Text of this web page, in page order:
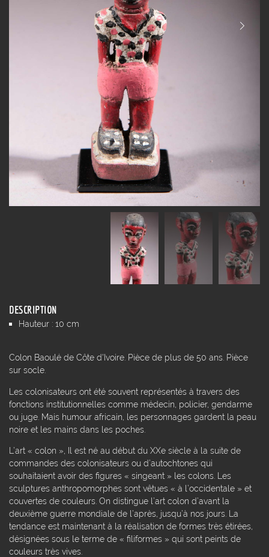
DESCRIPTION
Hauteur : 10 cm
Colon Baoulé de Côte d'Ivoire. Pièce de plus de 50 ans. Pièce
sur socle.
Les colonisateurs ont été souvent représentés à travers des
fonctions institutionnelles comme médecin, policier, gendarme
ou juge. Mais humour africain, les personnages gardent la peau
noire et les mains dans les poches.
L’art « colon », Il est né au début du XXe siècle à la suite de
commandes des colonisateurs ou d’autochtones qui
souhaitaient avoir des figures « singeant » les colons. Les
sculptures anthropomorphes sont vêtues « à l’occidentale » et
couvertes de couleurs. On distingue l’art colon d’avant la
deuxième guerre mondiale de l’après, jusqu’à nos jours. La
tendance est maintenant à la réalisation de formes très étirées,
désignées sous le terme de « filiformes » qui sont peints de
couleurs très vives.